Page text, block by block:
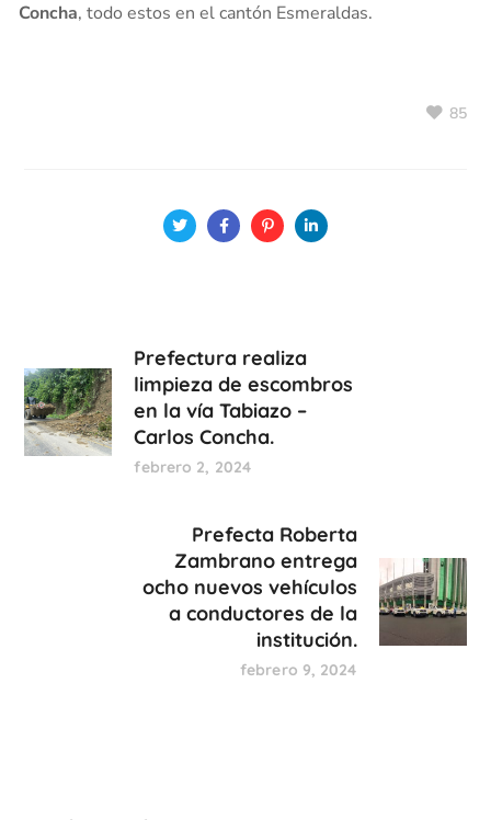
Concha, todo estos en el cantón Esmeraldas.
85
Prefectura realiza
limpieza de escombros
en la vía Tabiazo –
Carlos Concha.
febrero 2, 2024
Prefecta Roberta
Zambrano entrega
ocho nuevos vehículos
a conductores de la
institución.
febrero 9, 2024